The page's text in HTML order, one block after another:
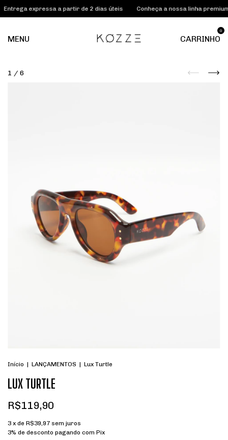
expressa a partir de 2 dias úteis Conheça a nossa linha premium
MENU CARRINHO
0
1 / 6
Início | LANÇAMENTOS | Lux Turtle
LUX TURTLE
R$119,90
3 x de R$39,97 sem juros
3% de desconto pagando com Pix